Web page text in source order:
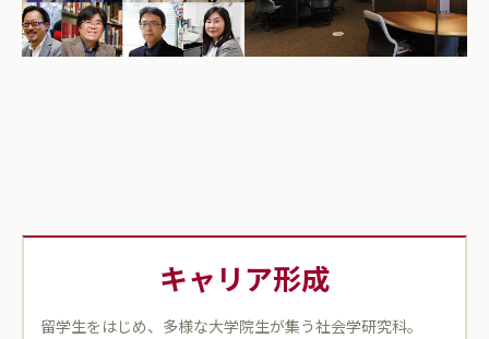
キャリア形成
留学生をはじめ、多様な大学院生が集う社会学研究科。